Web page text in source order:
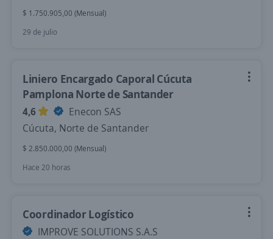
$ 1.750.905,00 (Mensual)
29 de julio
Liniero Encargado Caporal Cúcuta
Pamplona Norte de Santander
4,6
Enecon SAS
Cúcuta, Norte de Santander
$ 2.850.000,00 (Mensual)
Hace 20 horas
Coordinador Logístico
IMPROVE SOLUTIONS S.A.S